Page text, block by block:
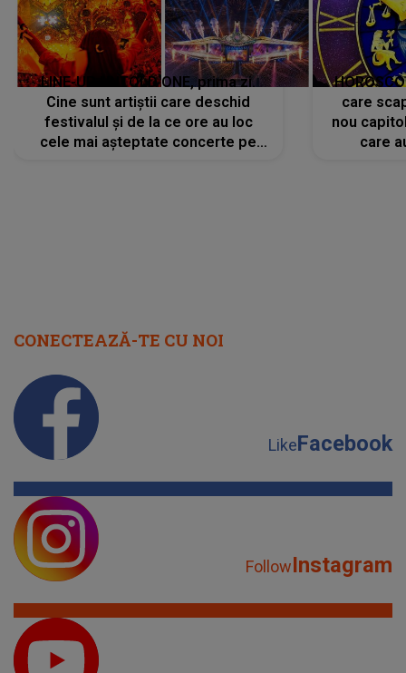
LINE-UP UNTOLD ONE, prima zi.
Cine sunt artiștii care deschid
festivalul și de la ce ore au loc
cele mai așteptate concerte pe
care
nou
care
CONECTEAZĂ-TE CU NOI
LikeFacebook
FollowInstagram